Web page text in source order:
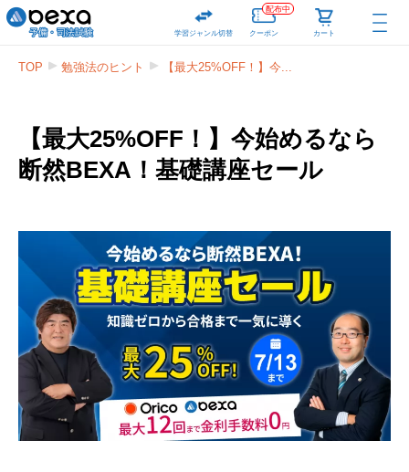
学習ジャンル切替 クーポン
配布中
カート
TOP 勉強法のヒント 【最大25%OFF！】今...
【最大25%OFF！】今始めるなら
断然BEXA！基礎講座セール